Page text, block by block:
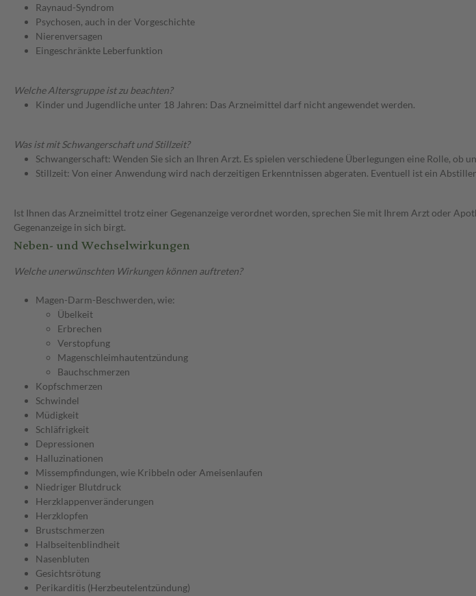
Raynaud-Syndrom
Psychosen, auch in der Vorgeschichte
Nierenversagen
Eingeschränkte Leberfunktion
Welche Altersgruppe ist zu beachten?
Kinder und Jugendliche unter 18 Jahren: Das Arzneimittel darf nicht angewendet werden.
Was ist mit Schwangerschaft und Stillzeit?
Schwangerschaft: Wenden Sie sich an Ihren Arzt. Es spielen verschiedene Überlegungen eine Rolle,
Stillzeit: Von einer Anwendung wird nach derzeitigen Erkenntnissen abgeraten. Eventuell ist ein
Ist Ihnen das Arzneimittel trotz einer Gegenanzeige verordnet worden, sprechen Sie mit Ihrem Arzt oder
Gegenanzeige in sich birgt.
Neben- und Wechselwirkungen
Welche unerwünschten Wirkungen können auftreten?
Magen-Darm-Beschwerden, wie:
Übelkeit
Erbrechen
Verstopfung
Magenschleimhautentzündung
Bauchschmerzen
Kopfschmerzen
Schwindel
Müdigkeit
Schläfrigkeit
Depressionen
Halluzinationen
Missempfindungen, wie Kribbeln oder Ameisenlaufen
Niedriger Blutdruck
Herzklappenveränderungen
Herzklopfen
Brustschmerzen
Halbseitenblindheit
Nasenbluten
Gesichtsrötung
Perikarditis (Herzbeutelentzündung)